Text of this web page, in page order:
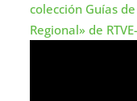
colección Guías
Regional» de